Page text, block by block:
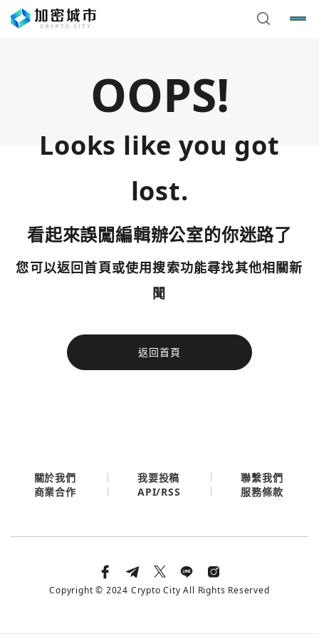
OOPS!
Looks like you got
lost.
看起來誤闖編輯辦公室的你迷路了
您可以返回首頁或使用搜索功能尋找其他相關新
聞
返回首頁
今日熱門
使用以下帳號繼續
您已閒置5分鐘，請點擊關閉按鈕或空白處，即可回到加密
今日熱門
關於我們 我要投稿
聯繫我們
商業合作
API/RSS 服務條款
Copyright © 2024 Crypto City All Rights Reserved